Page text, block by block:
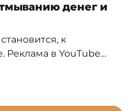
денег и
к
Реклама в YouTube